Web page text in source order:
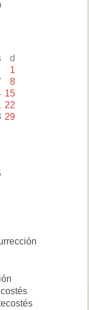
d
1
8
15
22
29